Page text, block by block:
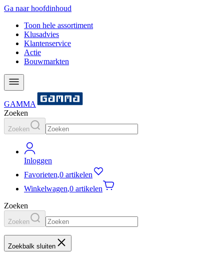
Ga naar hoofdinhoud
Toon hele assortiment
Klusadvies
Klantenservice
Actie
Bouwmarkten
GAMMA
Zoeken
Zoeken
Inloggen
Favorieten,0 artikelen
Winkelwagen,0 artikelen
Zoeken
Zoeken
Zoekbalk sluiten